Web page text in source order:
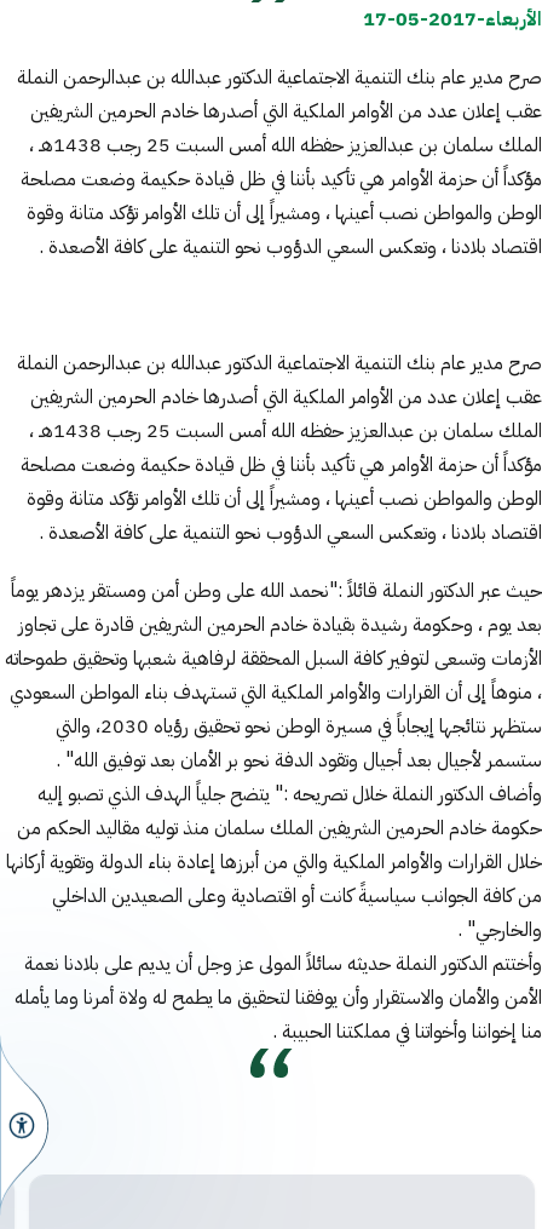
الأربعاء-2017-05-17
صرح مدير عام بنك التنمية الاجتماعية الدكتور عبدالله بن عبدالرحمن النملة
عقب إعلان عدد من الأوامر الملكية التي أصدرها خادم الحرمين الشريفين
الملك سلمان بن عبدالعزيز حفظه الله أمس السبت 25 رجب 1438هـ ،
مؤكداً أن حزمة الأوامر هي تأكيد بأننا في ظل قيادة حكيمة وضعت مصلحة
الوطن والمواطن نصب أعينها ، ومشيراً إلى أن تلك الأوامر تؤكد متانة وقوة
اقتصاد بلادنا ، وتعكس السعي الدؤوب نحو التنمية على كافة الأصعدة .
صرح مدير عام بنك التنمية الاجتماعية الدكتور عبدالله بن عبدالرحمن النملة
عقب إعلان عدد من الأوامر الملكية التي أصدرها خادم الحرمين الشريفين
الملك سلمان بن عبدالعزيز حفظه الله أمس السبت 25 رجب 1438هـ ،
مؤكداً أن حزمة الأوامر هي تأكيد بأننا في ظل قيادة حكيمة وضعت مصلحة
الوطن والمواطن نصب أعينها ، ومشيراً إلى أن تلك الأوامر تؤكد متانة وقوة
اقتصاد بلادنا ، وتعكس السعي الدؤوب نحو التنمية على كافة الأصعدة .
حيث عبر الدكتور النملة قائلاً :"نحمد الله على وطن أمن ومستقر يزدهر يوماً
بعد يوم ، وحكومة رشيدة بقيادة خادم الحرمين الشريفين قادرة على تجاوز
الأزمات وتسعى لتوفير كافة السبل المحققة لرفاهية شعبها وتحقيق طموحاته
، منوهاً إلى أن القرارات والأوامر الملكية التي تستهدف بناء المواطن السعودي
ستظهر نتائجها إيجاباً في مسيرة الوطن نحو تحقيق رؤياه 2030، والتي
ستسمر لأجيال بعد أجيال وتقود الدفة نحو بر الأمان بعد توفيق الله" .
وأضاف الدكتور النملة خلال تصريحه :" يتضح جلياً الهدف الذي تصبو إليه
حكومة خادم الحرمين الشريفين الملك سلمان منذ توليه مقاليد الحكم من
خلال القرارات والأوامر الملكية والتي من أبرزها إعادة بناء الدولة وتقوية أركانها
من كافة الجوانب سياسيةً كانت أو اقتصادية وعلى الصعيدين الداخلي
والخارجي" .
وأختتم الدكتور النملة حديثه سائلاً المولى عز وجل أن يديم على بلادنا نعمة
الأمن والأمان والاستقرار وأن يوفقنا لتحقيق ما يطمح له ولاة أمرنا وما يأمله
منا إخواننا وأخواتنا في مملكتنا الحبيبة .